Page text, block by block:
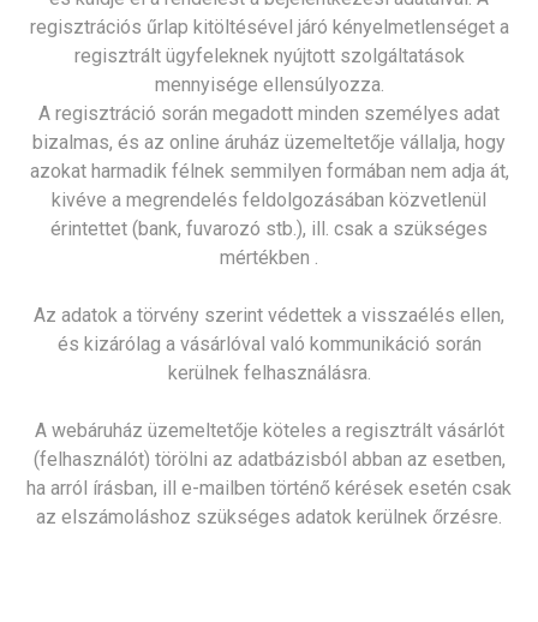
regisztrációs űrlap kitöltésével járó kényelmetlenséget a
regisztrált ügyfeleknek nyújtott szolgáltatások
mennyisége ellensúlyozza.
A regisztráció során megadott minden személyes adat
bizalmas, és az online áruház üzemeltetője vállalja, hogy
azokat harmadik félnek semmilyen formában nem adja át,
kivéve a megrendelés feldolgozásában közvetlenül
érintettet (bank, fuvarozó stb.), ill. csak a szükséges
mértékben .
Az adatok a törvény szerint védettek a visszaélés ellen,
és kizárólag a vásárlóval való kommunikáció során
kerülnek felhasználásra.
A webáruház üzemeltetője köteles a regisztrált vásárlót
(felhasználót) törölni az adatbázisból abban az esetben,
ha arról írásban, ill e-mailben történő kérések esetén csak
az elszámoláshoz szükséges adatok kerülnek őrzésre.